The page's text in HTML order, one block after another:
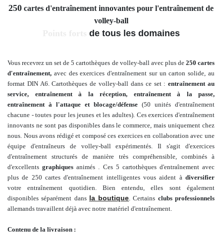
250 cartes d'entraînement innovantes pour l'entraînement de
volley-ball
de tous les domaines
Vous recevrez un set de 5 cartothèques de volley-ball avec plus de 250 cartes
d'entraînement, avec des exercices d'entraînement sur un carton solide, au
format DIN A6. Cartothèques de volley-ball dans ce set :entraînement au
service, entraînement à la réception, entraînement à la passe,
entraînement à l'attaque et blocage/défense (50 unités d'entraînement
chacune - toutes pour les jeunes et les adultes). Ces exercices d'entraînement
innovants ne sont pas disponibles dans le commerce, mais uniquement chez
nous. Nous avons rédigé et composéces exercices en collaboration avec une
équipe d'entraîneurs de volley-ball expérimentés. Il s'agit d'exercices
d'entraînement structurés de manière très compréhensible, combinés à
d'excellentsgraphiques animés . Ces 5 cartothèques d'entraînement avec
plus de 250 cartes d'entraînement intelligentes vous aident àdiversifier
votre entraînement quotidien. Bien entendu, elles sont également
disponibles séparément dans la boutique. Certains clubs professionnels
allemands travaillent déjà avec notre matériel d'entraînement.
Contenu de la livraison :